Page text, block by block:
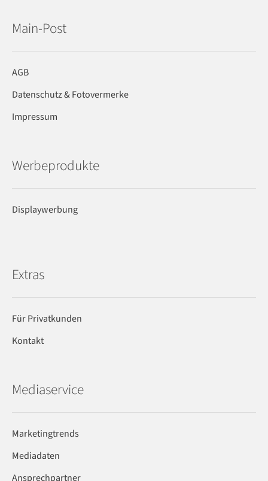
Main-Post
AGB
Datenschutz & Fotovermerke
Impressum
Werbeprodukte
Displaywerbung
Extras
Für Privatkunden
Kontakt
Mediaservice
Marketingtrends
Mediadaten
Ansprechpartner